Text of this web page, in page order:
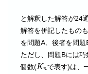
と解釈した解答が24
解答を併記したもの
を問題A、後者を問題
ただし、問題Bには
個数(Kn
Kn で表す)は、